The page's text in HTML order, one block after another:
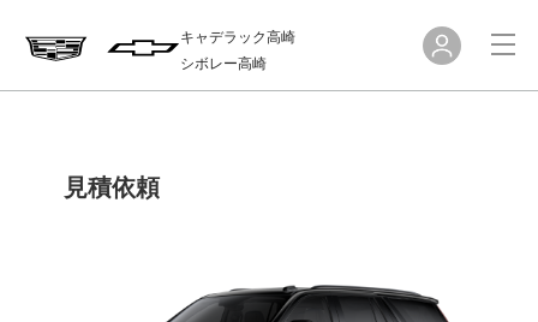
キャデラック高崎
シボレー高崎
見積依頼